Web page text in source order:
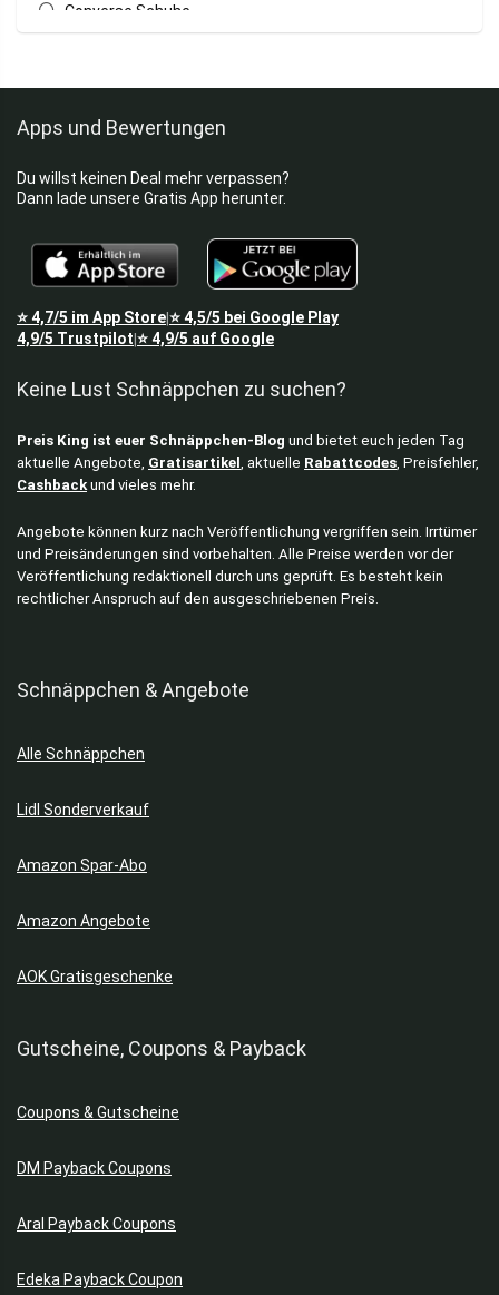
Converse Schuhe
Damen Jacken
Dies & Das
Fahrradschloss
Fan Merch
Fitness
Garten & Baumarkt
Gartenmöbel
Grills
Handwerkzeuge
Heimtextilien
Herren Jacken
Herrenschuhe
Hüte & Mützen
Jeans
Kinderjacken
Kindersitze & Kinderwagen
Kultur & Freizeit
Maniküre & Pediküre
Mode
Nike Schuhe
Pools
Puma Schuhe
Apps und Bewertungen
Du willst keinen Deal mehr verpassen?
Dann lade unsere Gratis App herunter.
⭐4,7/5 im App Store⭐4,5/5 bei Google Play
4,9/5 Trustpilot ⭐4,9/5 auf Google
Keine Lust Schnäppchen zu suchen?
Preis King ist euer Schnäppchen-Blog und bietet euch jeden Tag
aktuelle Angebote, Gratisartikel , aktuelle Rabattcodes, Preisfehler,
Cashbackund vieles mehr.
Angebote können kurz nach Veröffentlichung vergriffen sein. Irrtümer
und Preisänderungen sind vorbehalten. Alle Preise werden vor der
Veröffentlichung redaktionell durch uns geprüft. Es besteht kein
rechtlicher Anspruch auf den ausgeschriebenen Preis.
Schnäppchen & Angebote
Alle Schnäppchen
Lidl Sonderverkauf
Amazon Spar-Abo
Amazon Angebote
AOK Gratisgeschenke
Gutscheine, Coupons & Payback
Coupons & Gutscheine
DM Payback Coupons
Aral Payback Coupons
Edeka Payback Coupon